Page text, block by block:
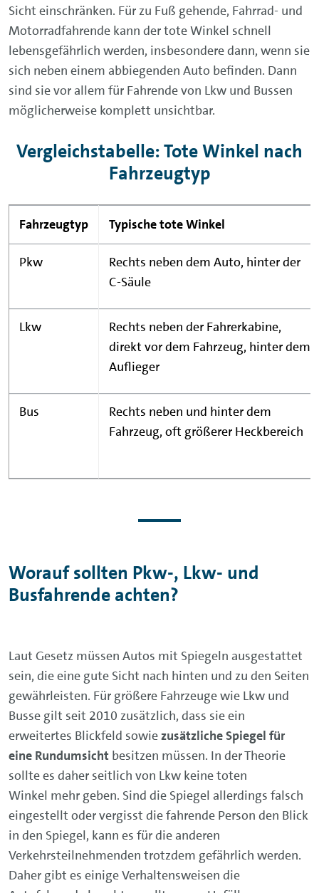
Sicht einschränken. Für zu Fuß gehende, Fahrrad- und
Motorradfahrende kann der tote Winkel schnell
lebensgefährlich werden, insbesondere dann, wenn sie
sich neben einem abbiegenden Auto befinden. Dann
sind sie vor allem für Fahrende von Lkw und Bussen
möglicherweise komplett unsichtbar.
Vergleichstabelle: Tote Winkel nach
Fahrzeugtyp
Fahrzeugtyp Typische tote Winkel
Pkw
Rechts neben dem Auto, hinter der
C-Säule
Lkw
Rechts neben der Fahrerkabine,
direkt vor dem Fahrzeug, hinter dem
Auflieger
Bus
Rechts neben und hinter dem
Fahrzeug, oft größerer Heckbereich
Worauf sollten Pkw-, Lkw- und
Busfahrende achten?
Laut Gesetz müssen Autos mit Spiegeln ausgestattet
sein, die eine gute Sicht nach hinten und zu den Seiten
gewährleisten. Für größere Fahrzeuge wie Lkw und
Busse gilt seit 2010 zusätzlich, dass sie ein
erweitertes Blickfeld sowiezusätzliche Spiegel für
eine Rundumsicht besitzen müssen. In der Theorie
sollte es daher seitlich von Lkw keine toten
Winkel mehr geben. Sind die Spiegel allerdings falsch
eingestellt oder vergisst die fahrende Person den Blick
in den Spiegel, kann es für die anderen
Verkehrsteilnehmenden trotzdem gefährlich werden.
Daher gibt es einige Verhaltensweisen die